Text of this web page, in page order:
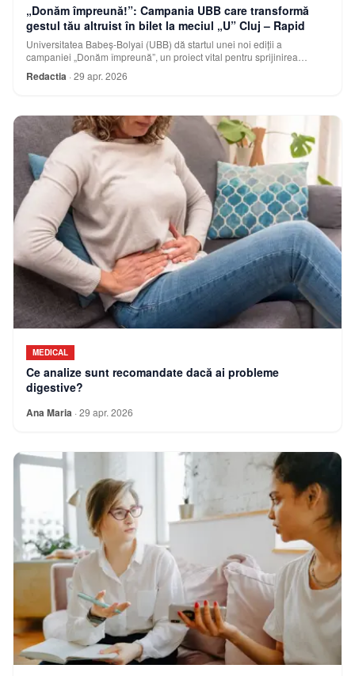
„Donăm împreună!”: Campania UBB care transformă
gestul tău altruist în bilet la meciul „U” Cluj – Rapid
Universitatea Babeș-Bolyai (UBB) dă startul unei noi ediții a
campaniei „Donăm împreună”, un proiect vital pentru sprijinirea
Redactia · 29 apr. 2026
MEDICAL
Ce analize sunt recomandate dacă ai probleme
digestive?
Ana Maria · 29 apr. 2026